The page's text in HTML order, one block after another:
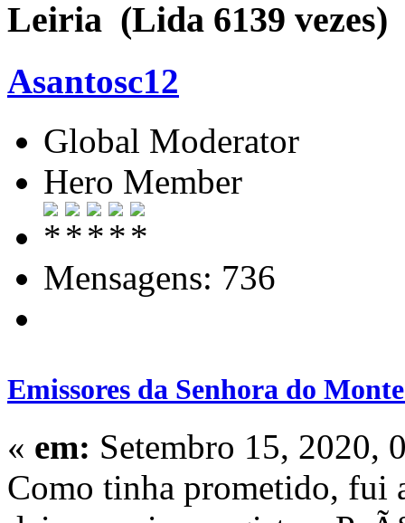
Leiria (Lida 6139 vezes)
Asantosc12
Global Moderator
Hero Member
Mensagens: 736
Emissores da Senhora do
« em: Setembro 15, 2020,
Como tinha prometido, fui